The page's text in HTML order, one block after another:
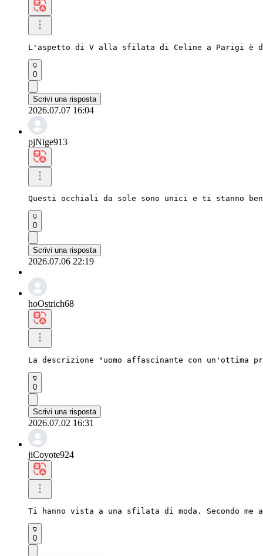
L'aspetto di V alla sfilata di Celine a Parigi è
0
Scrivi una risposta
2026.07.07 16:04
pjNige913
Questi occhiali da sole sono unici e ti stanno
0
Scrivi una risposta
2026.07.06 22:19
hoOstrich68
La descrizione "uomo affascinante con un'ottima
0
Scrivi una risposta
2026.07.02 16:31
jiCoyote924
Ti hanno vista a una sfilata di moda. Secondo
0